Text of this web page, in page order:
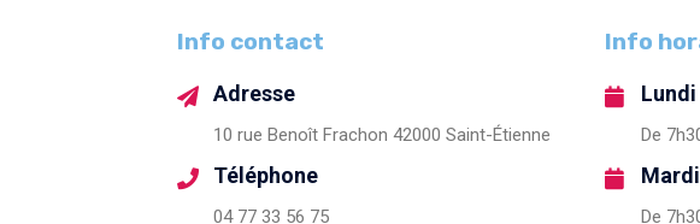
Info contact
Adresse
10 rue Benoît Frachon 42000 Saint-Étienne
Téléphone
04 77 33 56 75
Info
Lundi
De
Mardi
De